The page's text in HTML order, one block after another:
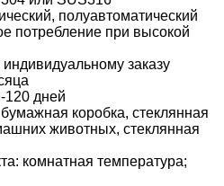
полуавтоматический
потребление при высокой
заказу
120 дней
коробка, стеклянная
животных, стеклянная
комнатная температура;